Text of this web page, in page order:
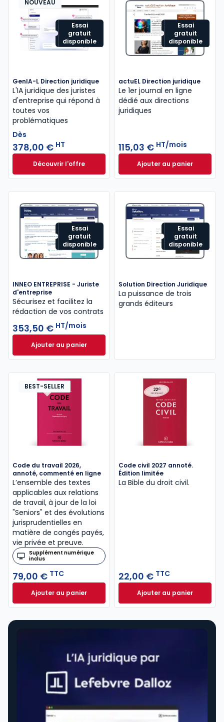
Essai
gratuit
disponible
NOUVEAU
GenIA-L Direction juridique
L'IA juridique des juristes
d'entreprise qui répond à
toutes vos
problématiques
Dès
378,00 € HT
Découvrir l'offreGenIA-L Direction juridique à partir de
Dès
Essai
gratuit
disponible
actuEL Direction juridique
Le 1er journal en ligne
dédié aux directions
juridiques
115,03 € HT/mois
Ajouter au panier
actuEL Direction
Essai
gratuit
disponible
INNEO ENTREPRISE - Juriste
d'entreprise
Sécurisez et facilitez la
rédaction de vos contrats
353,50 € HT/mois
Ajouter au panierINNEO ENTREPRISE - Juriste d'entreprise à 353,50 €
Essai
gratuit
disponible
Solution Direction Juridique
La puissance de trois
grands éditeurs
BEST-SELLER
Code du travail 2026,
annoté, commenté en ligne
L’ensemble des textes
applicables aux relations
de travail, à jour de la loi
"Seniors" et des évolutions
jurisprudentielles en
matière de congés payés,
vie privée et preuve.
Supplément numérique
inclus
79,00 € TTC
Ajouter au panierCode du travail 2026, annoté, commenté en ligne à
Code civil 2027 annoté.
Édition limitée
La Bible du droit civil.
22,00 € TTC
Ajouter au panier
Code civil 2027